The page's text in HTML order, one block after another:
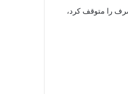
کند. ولی وقتی مصرف را متوقف کرد،